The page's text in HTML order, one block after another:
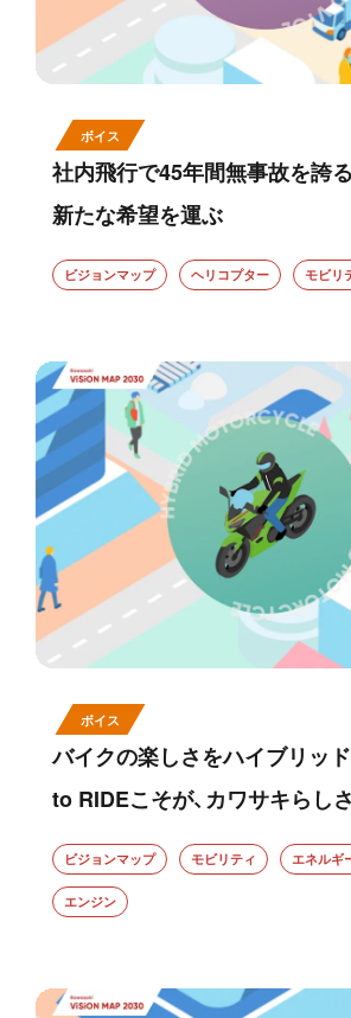
ボイス
社内飛行で45年間無事故を誇
新たな希望を運ぶ
ビジョンマップ ヘリコプター モビリ
ボイス
バイクの楽しさをハイブリッ
to RIDEこそが、カワサキらし
ビジョンマップ モビリティ エネルギ
エンジン